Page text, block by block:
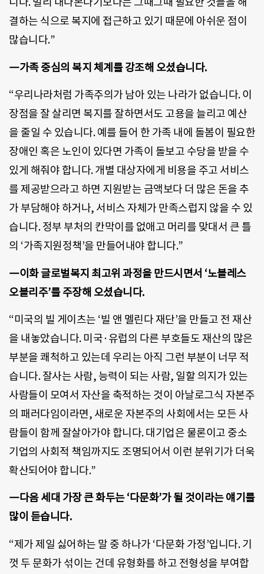
결하는 식으로 복지에 접근하고 있기 때문에 아쉬운 점이
많습니다.”
―가족 중심의 복지 체계를 강조해 오셨습니다.
“우리나라처럼 가족주의가 남아 있는 나라가 없습니다. 이
장점을 잘 살리면 복지를 잘하면서도 고용을 늘리고 예산
을 줄일 수 있습니다. 예를 들어 한 가족 내에 돌봄이 필요한
장애인 혹은 노인이 있다면 가족이 돌보고 수당을 받을 수
있게 해줘야 합니다. 개별 대상자에게 비용을 주고 서비스
를 제공받으라고 하면 지원받는 금액보다 더 많은 돈을 추
가 부담해야 하거나, 서비스 자체가 만족스럽지 않을 수 있
습니다. 정부 부처의 칸막이를 없애고 머리를 맞대서 큰 틀
의 ‘가족지원정책’을 만들어내야 합니다.”
―이화 글로벌복지 최고위 과정을 만드시면서 ‘노블레스
오블리주’를 주장해 오셨습니다.
“미국의 빌 게이츠는 ‘빌 앤 멜린다 재단’을 만들고 전 재산
을 내놓았습니다. 미국·유럽의 다른 부호들도 재산의 많은
부분을 쾌척하고 있는데 우리는 아직 그런 부분이 너무 적
습니다. 잘사는 사람, 능력이 되는 사람, 일할 의지가 있는
사람들이 모여서 자산을 축적하는 것이 아날로그식 자본주
의 패러다임이라면, 새로운 자본주의 사회에서는 모든 사
람들이 함께 잘살아가야 합니다. 대기업은 물론이고 중소
기업의 사회적 책임까지도 조명되어서 이런 분위기가 더욱
확산되어야 합니다.”
―다음 세대 가장 큰 화두는 ‘다문화’가 될 것이라는 얘기를
많이 듣습니다.
“제가 제일 싫어하는 말 중 하나가 ‘다문화 가정’입니다. 기
껏 두 문화가 섞이는 건데 유형화를 하고 전형성을 부여합